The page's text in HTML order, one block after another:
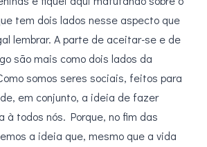
tem dois lados nesse aspecto que
lembrar. A parte de aceitar-se e de
são mais como dois lados da
somos seres sociais, feitos para
em conjunto, a ideia de fazer
à todos nós. Porque, no fim das
a ideia que, mesmo que a vida